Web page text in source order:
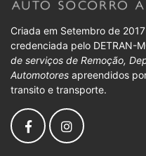
Criada em Setembro de
credenciada pelo DETRAN-
de serviços de Remoção,
Automotores apreendidos
transito e transporte.